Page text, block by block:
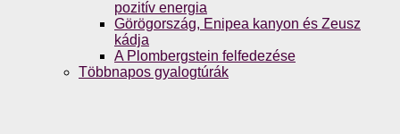
pozitív energia
Görögország, Enipea kanyon és Zeusz
kádja
A Plombergstein felfedezése
Többnapos gyalogtúrák